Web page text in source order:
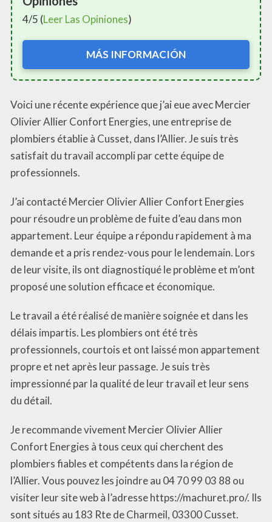
4/5 (Leer Las Opiniones)
MÁS INFORMACIÓN
Voici une récente expérience que j’ai eue avec Mercier
Olivier Allier Confort Energies, une entreprise de
plombiers établie à Cusset, dans l’Allier. Je suis très
satisfait du travail accompli par cette équipe de
professionnels.
J’ai contacté Mercier Olivier Allier Confort Energies
pour résoudre un problème de fuite d’eau dans mon
appartement. Leur équipe a répondu rapidement à ma
demande et a pris rendez-vous pour le lendemain. Lors
de leur visite, ils ont diagnostiqué le problème et m’ont
proposé une solution efficace et économique.
Le travail a été réalisé de manière soignée et dans les
délais impartis. Les plombiers ont été très
professionnels, courtois et ont laissé mon appartement
propre et net après leur passage. Je suis très
impressionné par la qualité de leur travail et leur sens
du détail.
Je recommande vivement Mercier Olivier Allier
Confort Energies à tous ceux qui cherchent des
plombiers fiables et compétents dans la région de
l’Allier. Vous pouvez les joindre au 04 70 99 03 88 ou
visiter leur site web à l’adresse https://machuret.pro/. Ils
sont situés au 183 Rte de Charmeil, 03300 Cusset.